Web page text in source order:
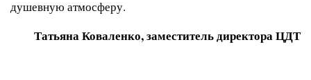
душевную атмосферу.
Татьяна Коваленко, заместитель директора ЦДТ